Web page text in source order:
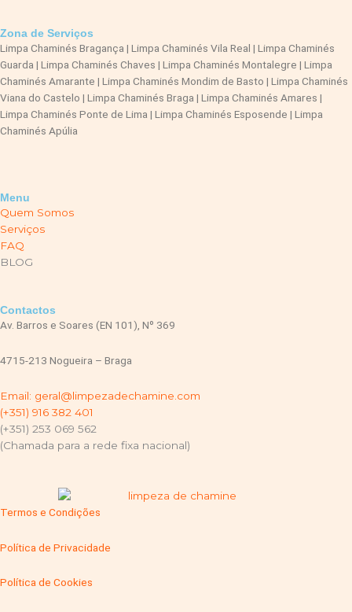
Zona de Serviços
Limpa Chaminés Bragança | Limpa Chaminés Vila Real | Limpa Chaminés
Guarda | Limpa Chaminés Chaves | Limpa Chaminés Montalegre | Limpa
Chaminés Amarante | Limpa Chaminés Mondim de Basto | Limpa Chaminés
Viana do Castelo | Limpa Chaminés Braga | Limpa Chaminés Amares |
Limpa Chaminés Ponte de Lima | Limpa Chaminés Esposende | Limpa
Chaminés Apúlia
Menu
Quem Somos
Serviços
FAQ
BLOG
Contactos
Av. Barros e Soares (EN 101), Nº 369
4715-213 Nogueira – Braga
Email: geral@limpezadechamine.com
(+351) 916 382 401
(+351) 253 069 562
(Chamada para a rede fixa nacional)
Termos e Condições
Política de Privacidade
Política de Cookies